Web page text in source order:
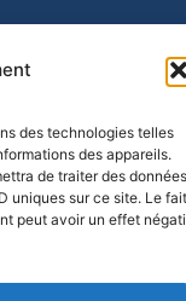
des technologies telles
des appareils.
de traiter des données
uniques sur ce site. Le fait
peut avoir un effet
et Livraison